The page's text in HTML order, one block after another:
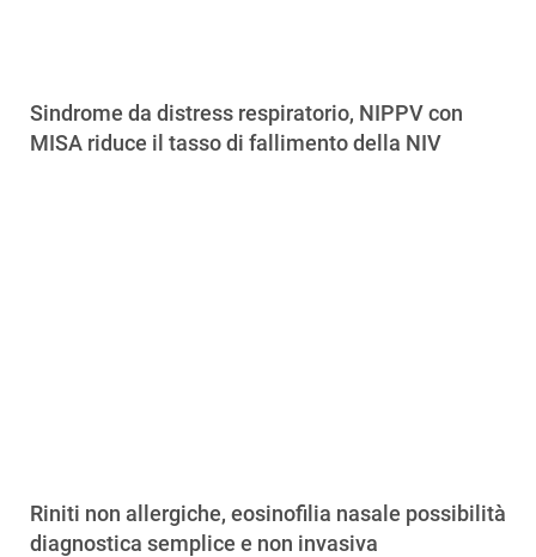
Sindrome da distress respiratorio, NIPPV con
MISA riduce il tasso di fallimento della NIV
Riniti non allergiche, eosinofilia nasale possibilità
diagnostica semplice e non invasiva